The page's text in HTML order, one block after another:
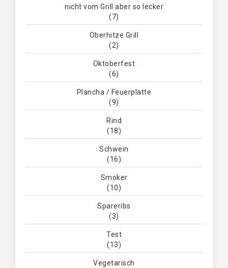
nicht vom Grill aber so lecker
(7)
Oberhitze Grill
(2)
Oktoberfest
(6)
Plancha / Feuerplatte
(9)
Rind
(18)
Schwein
(16)
Smoker
(10)
Spareribs
(3)
Test
(13)
Vegetarisch